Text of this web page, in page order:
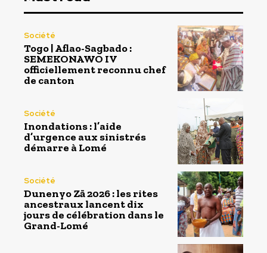
Société
Togo | Aflao-Sagbado :
SEMEKONAWO IV
officiellement reconnu chef
de canton
Société
Inondations : l’aide
d’urgence aux sinistrés
démarre à Lomé
Société
Dunenyo Zā 2026 : les rites
ancestraux lancent dix
jours de célébration dans le
Grand-Lomé